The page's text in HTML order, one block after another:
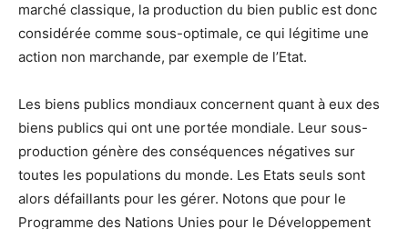
marché classique, la production du bien public est donc
considérée comme sous-optimale, ce qui légitime une
action non marchande, par exemple de l’Etat.
Les biens publics mondiaux concernent quant à eux des
biens publics qui ont une portée mondiale. Leur sous-
production génère des conséquences négatives sur
toutes les populations du monde. Les Etats seuls sont
alors défaillants pour les gérer. Notons que pour le
Programme des Nations Unies pour le Développement